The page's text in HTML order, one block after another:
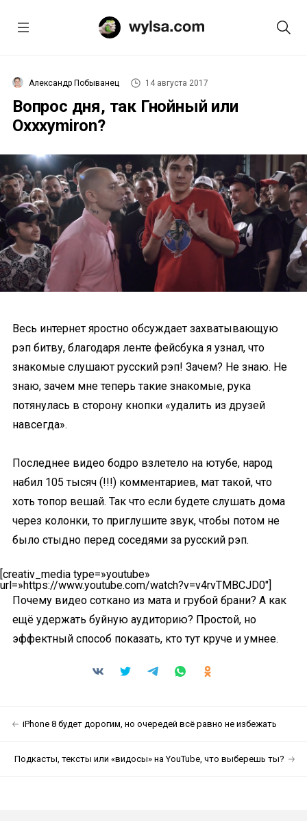
Александр Побыванец 14 августа 2017
Вопрос дня, так Гнойный или
Oxxxymiron?
Весь интернет яростно обсуждает захватывающую
рэп битву, благодаря ленте фейсбука я узнал, что
знакомые слушают русский рэп! Зачем? Не знаю. Не
знаю, зачем мне теперь такие знакомые, рука
потянулась в сторону кнопки «удалить из друзей
навсегда».
Последнее видео бодро взлетело на ютубе, народ
набил 105 тысяч (!!!) комментариев, мат такой, что
хоть топор вешай. Так что если будете слушать дома
через колонки, то приглушите звук, чтобы потом не
было стыдно перед соседями за русский рэп.
[creativ_media type=»youtube»
url=»https://www.youtube.com/watch?v=v4rvTMBCJD0″]
Почему видео соткано из мата и грубой брани? А как
ещё удержать буйную аудиторию? Простой, но
эффектный способ показать, кто тут круче и умнее.
iPhone 8 будет дорогим, но очередей всё равно не избежать
Подкасты, тексты или «видосы» на YouTube, что выберешь ты?